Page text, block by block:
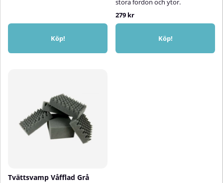
Köp!
stora fordon och ytor.
279 kr
Köp!
Tvättsvamp Våfflad Grå